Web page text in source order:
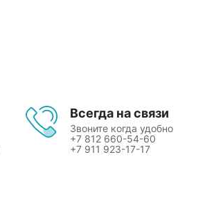
Всегда на связи
Звоните когда удобно
+7 812 660-54-60
+7 911 923-17-17